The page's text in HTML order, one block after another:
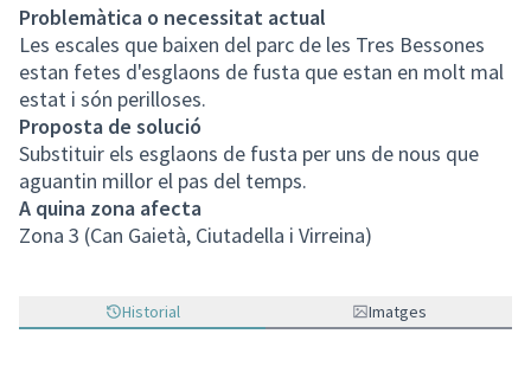
Problemàtica o necessitat actual
Les escales que baixen del parc de les Tres Bessones
estan fetes d'esglaons de fusta que estan en molt mal
estat i són perilloses.
Proposta de solució
Substituir els esglaons de fusta per uns de nous que
aguantin millor el pas del temps.
A quina zona afecta
Zona 3 (Can Gaietà, Ciutadella i Virreina)
Historial Imatges